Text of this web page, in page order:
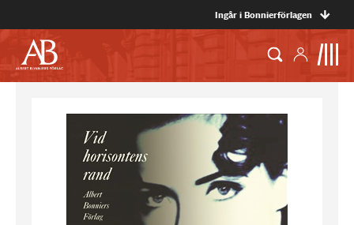
Ingår i Bonnierförlagen